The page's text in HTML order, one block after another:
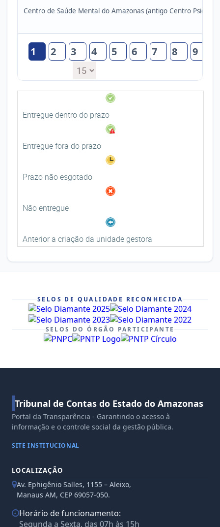
Centro de Saúde Mental do Amazonas (antigo Centro
1 2 3 4 5 6 7 8 9
Entregue dentro do prazo
Entregue fora do prazo
Prazo não esgotado
Não entregue
Anterior a criação da unidade gestora
SELOS DE QUALIDADE RECONHECIDA
SELOS DO ÓRGÃO PARTICIPANTE
Tribunal de Contas do Estado do Amazonas
Portal da Transparência - Garantindo o acesso à
informação e o controle social da gestão pública.
SITE INSTITUCIONAL
LOCALIZAÇÃO
Av. Ephigênio Salles, 1155 – Aleixo,
Manaus AM, CEP 69057-050.
Horário de funcionamento:
Segunda a Sexta, das 07h às 15h